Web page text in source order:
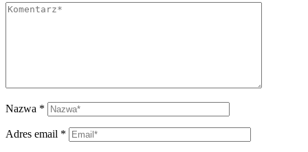
Nazwa *
Adres email *